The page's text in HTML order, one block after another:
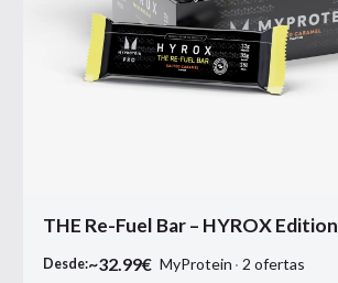
THE Re-Fuel Bar – HYROX Edition
Desde:~32.99€ MyProtein 2 ofertas